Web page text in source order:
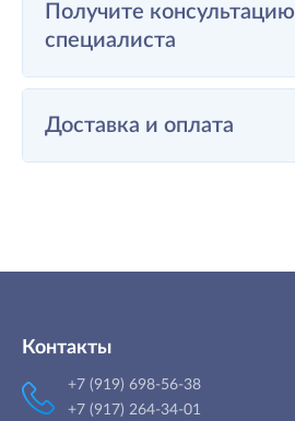
Получите консультацию
специалиста
Доставка и оплата
Контакты
+7 (919) 698-56-38
+7 (917) 264-34-01